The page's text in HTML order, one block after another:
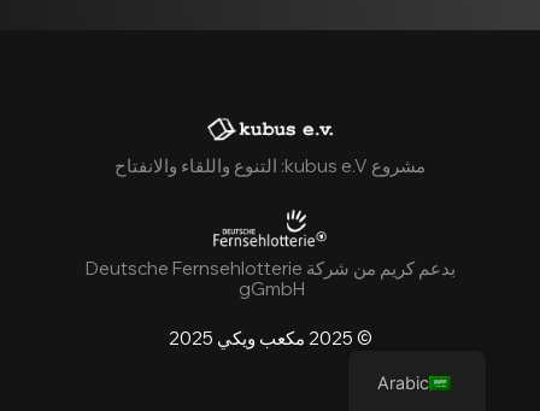
مشروع kubus e.V: التنوع واللقاء والانفتاح
بدعم كريم من شركة Deutsche Fernsehlotterie
gGmbH
© 2025 مكعب ويكي 2025
Arabic